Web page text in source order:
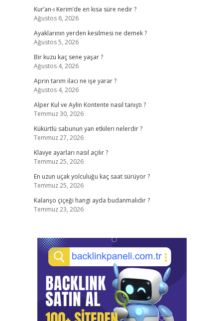
Kur’an-ı Kerim’de en kısa süre nedir ?
Ağustos 6, 2026
Ayaklarının yerden kesilmesi ne demek ?
Ağustos 5, 2026
Bir kuzu kaç sene yaşar ?
Ağustos 4, 2026
Aprin tarım ilacı ne işe yarar ?
Ağustos 4, 2026
Alper Kul ve Aylin Kontente nasıl tanıştı ?
Temmuz 30, 2026
Kükürtlü sabunun yan etkileri nelerdir ?
Temmuz 27, 2026
Klavye ayarları nasıl açılır ?
Temmuz 25, 2026
En uzun uçak yolculuğu kaç saat sürüyor ?
Temmuz 25, 2026
Kalanşo çiçeği hangi ayda budanmalıdır ?
Temmuz 23, 2026